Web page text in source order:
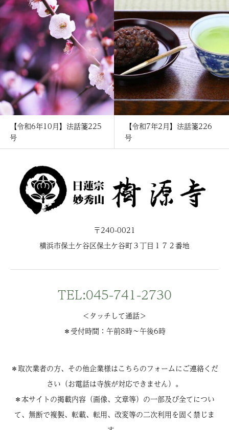
【令和6年10月】法話箋225
号
【令和7年2月】法話箋226
号
〒240-0021
横浜市保土ケ谷区保土ケ谷町３丁目１７２番地
TEL:045-741-2730
＜タッチして通話＞
＊受付時間：午前8時〜午後6時
＊取次業者の方、その他企業様はこちらのフォームにご連絡くだ
さい（お電話は寺族が対応できません）。
＊本サイトの掲載内容（画像、文章等）の一部及び全てについ
て、無断で複製、転載、転用、改変等の二次利用を固く禁じま